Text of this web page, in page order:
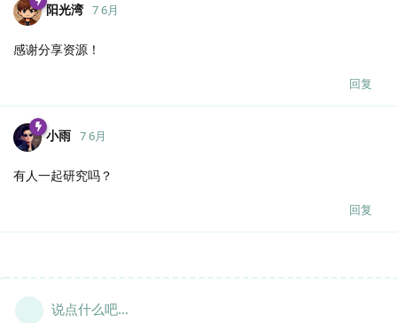
阳光湾 7 6月
感谢分享资源！
回复
小雨 7 6月
有人一起研究吗？
回复
说点什么吧...